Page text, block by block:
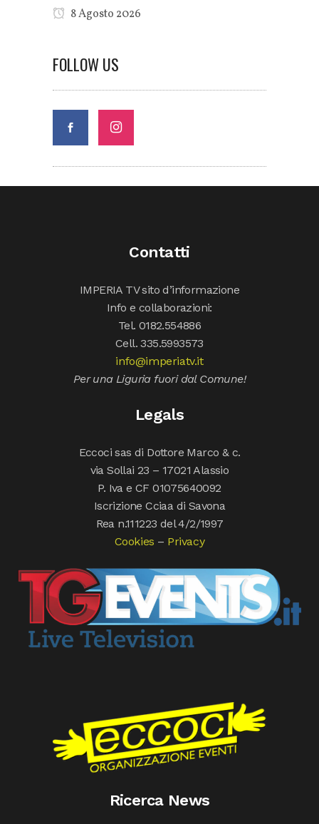
8 Agosto 2026
FOLLOW US
Contatti
IMPERIA TV sito d’informazione
Info e collaborazioni:
Tel. 0182.554886
Cell. 335.5993573
info@imperiatv.it
Per una Liguria fuori dal Comune!
Legals
Eccoci sas di Dottore Marco & c.
via Sollai 23 – 17021 Alassio
P. Iva e CF 01075640092
Iscrizione Cciaa di Savona
Rea n.111223 del 4/2/1997
Cookies – Privacy
Ricerca News